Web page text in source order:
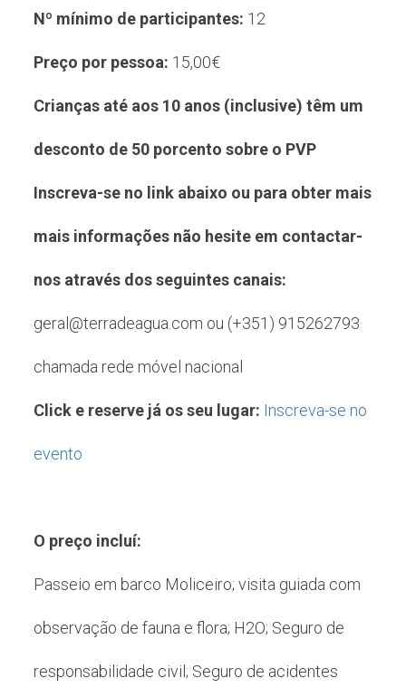
Nº mínimo de participantes: 12
Preço por pessoa: 15,00€
Crianças até aos 10 anos (inclusive) têm um
desconto de 50 porcento sobre o PVP
Inscreva-se no link abaixo ou para obter mais
mais informações não hesite em contactar-
nos através dos seguintes canais:
geral@terradeagua.com ou (+351) 915262793
chamada rede móvel nacional
Click e reserve já os seu lugar: Inscreva-se no
evento
O preço incluí:
Passeio em barco Moliceiro; visita guiada com
observação de fauna e flora; H2O; Seguro de
responsabilidade civil; Seguro de acidentes